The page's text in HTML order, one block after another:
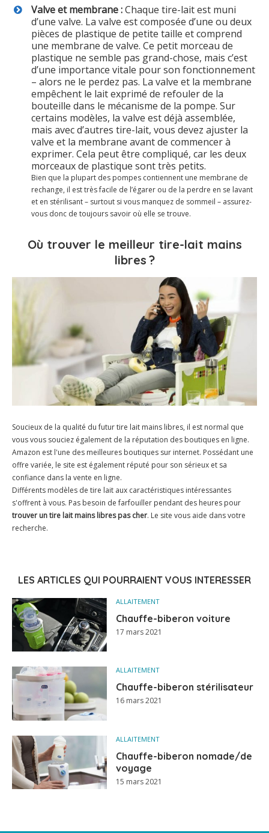
Valve et membrane :Chaque tire-lait est muni
d’une valve. La valve est composée d’une ou deux
pièces de plastique de petite taille et comprend
une membrane de valve. Ce petit morceau de
plastique ne semble pas grand-chose, mais c’est
d’une importance vitale pour son fonctionnement
– alors ne le perdez pas. La valve et la membrane
empêchent le lait exprimé de refouler de la
bouteille dans le mécanisme de la pompe. Sur
certains modèles, la valve est déjà assemblée,
mais avec d’autres tire-lait, vous devez ajuster la
valve et la membrane avant de commencer à
exprimer. Cela peut être compliqué, car les deux
morceaux de plastique sont très petits.
Bien que la plupart des pompes contiennent une membrane de
rechange, il est très facile de l’égarer ou de la perdre en se lavant
et en stérilisant – surtout si vous manquez de sommeil – assurez-
vous donc de toujours savoir où elle se trouve.
Où trouver le meilleur tire-lait mains
libres ?
Soucieux de la qualité du futur tire lait mains libres, il est normal que
vous vous souciez également de la réputation des boutiques en ligne.
Amazon est l'une des meilleures boutiques sur internet. Possédant une
offre variée, le site est également réputé pour son sérieux et sa
confiance dans la vente en ligne.
Différents modèles de tire lait aux caractéristiques intéressantes
s'offrent à vous. Pas besoin de farfouiller pendant des heures pour
trouver un tire lait mains libres pas cher. Le site vous aide dans votre
recherche.
LES ARTICLES QUI POURRAIENT VOUS INTERESSER
ALLAITEMENT
Chauffe-biberon voiture
17 mars 2021
ALLAITEMENT
Chauffe-biberon stérilisateur
16 mars 2021
ALLAITEMENT
Chauffe-biberon nomade/de
voyage
15 mars 2021